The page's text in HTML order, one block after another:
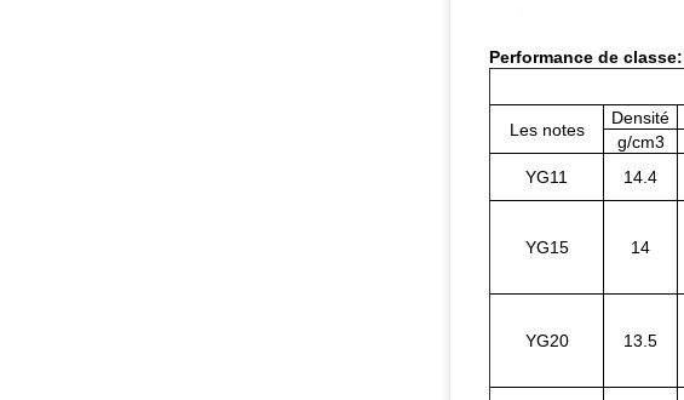
Performance de classe:
Les notes
Densité
g/cm3
YG11
14.4
YG15 14
YG20 13.5